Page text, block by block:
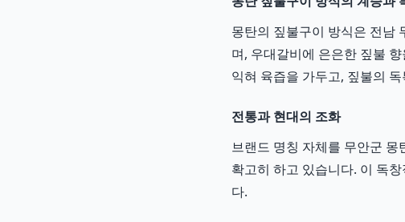
몽탄의 짚불구이 방식은 전남
며, 우대갈비에 은은한 짚불
익혀 육즙을 가두고, 짚불의
전통과 현대의 조화
브랜드 명칭 자체를 무안군
확고히 하고 있습니다. 이 독
다.